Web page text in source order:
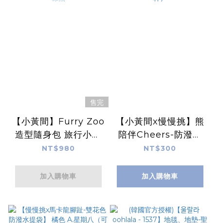
售完
【小黃間】Furry Zoo
造型隨身包 旅行小包
手機包 - 綠色蜂蜜棕
NT$980
加入購物車
【小黃間x慢慢挑】熊
陪伴Cheers-防潑水
提袋（可裝冰霸杯）
NT$300
加入購物車